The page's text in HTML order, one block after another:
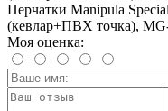
Перчатки Manipula
(кевлар+ПВХ точка),
Моя оценка: